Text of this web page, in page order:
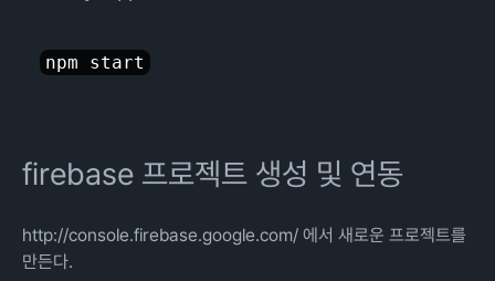
firebase 프로젝트 생성 및 연동
http://console.firebase.google.com/ 에서 새로운 프로젝트를
만든다.